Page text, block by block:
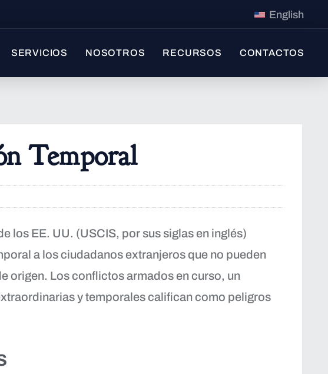
English
SERVICIOS NOSOTROS RECURSOS CONTACTOS
Temporal
los EE. UU. (USCIS, por sus siglas en inglés)
a los ciudadanos extranjeros que no pueden
origen. Los conflictos armados en curso, un
y temporales califican como peligros